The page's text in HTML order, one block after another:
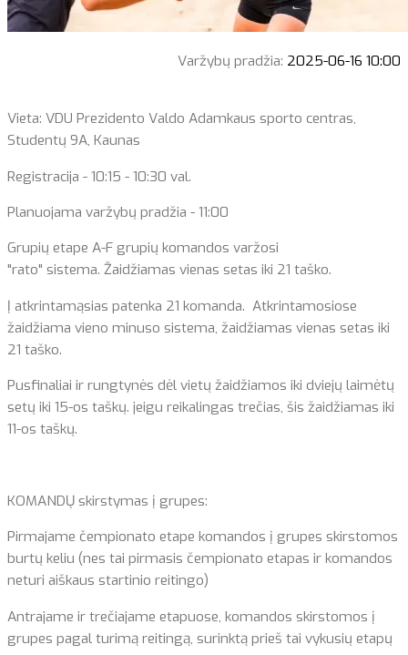
Varžybų pradžia: 2025-06-16 10:00
Vieta: VDU Prezidento Valdo Adamkaus sporto centras,
Studentų 9A, Kaunas
Registracija - 10:15 - 10:30 val.
Planuojama varžybų pradžia - 11:00
Grupių etape A-F grupių komandos varžosi
"rato" sistema. Žaidžiamas vienas setas iki 21 taško.
Į atkrintamąsias patenka 21 komanda. Atkrintamosiose
žaidžiama vieno minuso sistema, žaidžiamas vienas setas iki
21 taško.
Pusfinaliai ir rungtynės dėl vietų žaidžiamos iki dviejų laimėtų
setų iki 15-os taškų. jeigu reikalingas trečias, šis žaidžiamas iki
11-os taškų.
KOMANDŲ skirstymas į grupes:
Pirmajame čempionato etape komandos į grupes skirstomos
burtų keliu (nes tai pirmasis čempionato etapas ir komandos
neturi aiškaus startinio reitingo)
Antrajame ir trečiajame etapuose, komandos skirstomos į
grupes pagal turimą reitingą, surinktą prieš tai vykusių etapų